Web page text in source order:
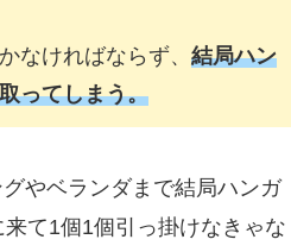
なければならず、 結局ハン
ってしまう。
グやベランダまで結局ハンガ
て1個1個引っ掛けなきゃな